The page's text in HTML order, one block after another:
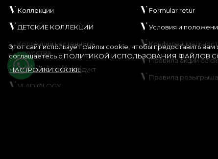
Этот сайт использует файлы cookie, чтобы предоставить
соглашаетесь с ПОЛИТИКОЙ ИСПОЛЬЗОВАНИЯ ФАЙЛОВ
НАСТРОЙКИ COOKIE
Коллекции
ДЕТСКИЕ КОЛЛЕКЦИИ
Коллекции настенного
искусства
Создайте свой продукт
VLADIØLOGY
Formular retur
Условия и
Правила акции со
Правила розыгрыша